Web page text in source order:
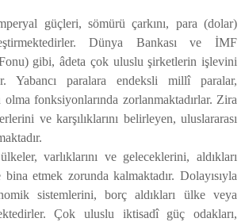
güçleri, sömürü çarkını, para (dolar)
Dünya Bankası ve İMF
gibi, âdeta çok uluslu şirketlerin işlevini
Yabancı paralara endeksli millî paralar,
olma fonksiyonlarında zorlanmaktadırlar. Zira
ve karşılıklarını belirleyen, uluslararası
varlıklarını ve geleceklerini, aldıkları
etmek zorunda kalmaktadır. Dolayısıyla
sistemlerini, borç aldıkları ülke veya
Çok uluslu iktisadî güç odakları,